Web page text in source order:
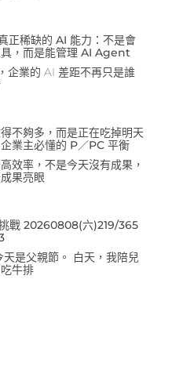
正稀缺的 AI 能力：不是會
具，而是能管理 AI Agent
企業的 AI 差距不再只是誰
不夠多，而是正在吃掉明天
業主必懂的 P／PC 平衡
效率，不是今天沒有成果，
果亮眼
戰 20260808(六)219/365
天是父親節。 白天，我陪兒
牛排